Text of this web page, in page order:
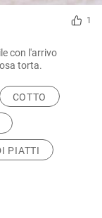
1
con l'arrivo
torta.
COTTO
PIATTI